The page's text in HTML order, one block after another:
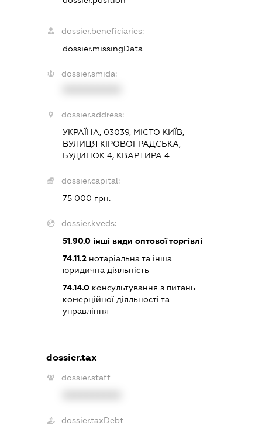
dossier.beneficiaries:
dossier.missingData
dossier.smida:
dossier.address:
УКРАЇНА, 03039, МІСТО КИЇВ,
ВУЛИЦЯ КІРОВОГРАДСЬКА,
БУДИНОК 4, КВАРТИРА 4
dossier.capital:
75 000 грн.
dossier.kveds:
51.90.0 інші види оптової торгівлі
74.11.2 нотаріальна та інша
юридична діяльність
74.14.0 консультування з питань
комерційної діяльності та
управління
dossier.tax
dossier.staff
dossier.taxDebt